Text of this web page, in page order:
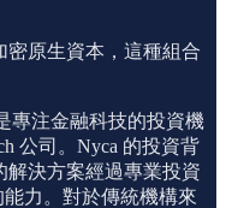
密原生資本，這種組合
專注金融科技的投資機
公司。Nyca 的投資背
解決方案經過專業投資
力。對於傳統機構來